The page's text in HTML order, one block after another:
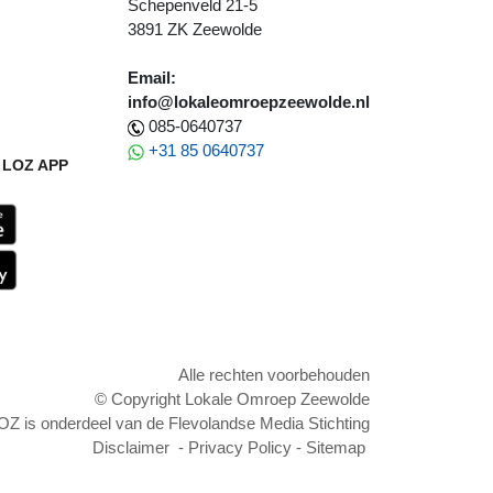
APP
Schepenveld 21-5
3891 ZK Zeewolde
Email:
info@lokaleomroepzeewolde.nl
085-0640737
+31 85 0640737
Alle rechten voorbehouden
© Copyright Lokale Omroep Zeewolde
is onderdeel van de Flevolandse Media Stichting
Disclaimer - Privacy Policy - Sitemap